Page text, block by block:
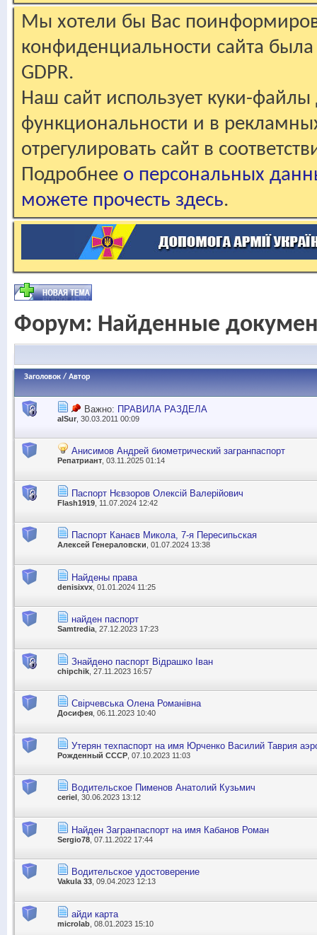
Мы хотели бы Вас
конфиденциальности сайта
GDPR.
Наш сайт использует куки-файлы
функциональности и в
отрегулировать сайт в
Подробнее о персональных
можете прочесть здесь.
Форум: Найденные
Заголовок / Автор
Важно: ПРАВИЛА РАЗДЕЛА
alSur , 30.03.2011 00:09
Анисимов Андрей биометрический загранпаспорт
Репатриант, 03.11.2025 01:14
Паспорт Нєвзоров Олексій Валерійович
Flash1919 , 11.07.2024 12:42
Паспорт Канаєв Микола, 7-я Пересипьская
Алексей Генераловски, 01.07.2024 13:38
Найдены права
denisixvx , 01.01.2024 11:25
найден паспорт
Samtredia , 27.12.2023 17:23
Знайдено паспорт Відрашко Іван
chipchik , 27.11.2023 16:57
Свірчевська Олена Романiвна
Досифея , 06.11.2023 10:40
Утерян техпаспорт на имя Юрченко Василий Таврия
Рожденный СССР , 07.10.2023 11:03
Водительское Пименов Анатолий Кузьмич
ceriel , 30.06.2023 13:12
Найден Загранпаспорт на имя Кабанов Роман
Sergio78 , 07.11.2022 17:44
Водительское удостоверение
Vakula 33 , 09.04.2023 12:13
айди карта
microlab , 08.01.2023 15:10